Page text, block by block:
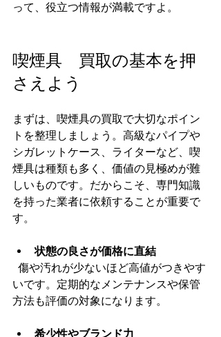
って、役立つ情報が満載ですよ。
喫煙具　買取の基本を押
さえよう
まずは、喫煙具の買取で大切なポイン
トを整理しましょう。高級なパイプや
シガレットケース、ライターなど、喫
煙具は種類も多く、価値の見極めが難
しいものです。だからこそ、専門知識
を持った業者に依頼することが重要で
す。
状態の良さが価格に直結
いです。定期的なメンテナンスや保管
方法も評価の対象になります。
希少性やブランド力